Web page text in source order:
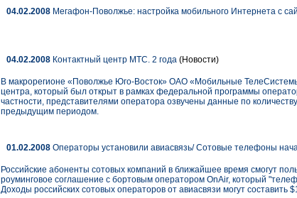
04.02.2008 Мегафон-Поволжье: настройка мобильного Интернета с
04.02.2008 Контактный центр МТС. 2 года (Новости)
В макрорегионе «Поволжье Юго-Восток» ОАО «Мобильные
центра, который был открыт в рамках федеральной программы
частности, представителями оператора озвучены данные по
предыдущим периодом.
01.02.2008 Операторы установили авиасвязь/ Сотовые телефоны
Российские абоненты сотовых компаний в ближайшее время смогут
роуминговое соглашение с бортовым оператором OnAir, который
Доходы российских сотовых операторов от авиасвязи могут составить